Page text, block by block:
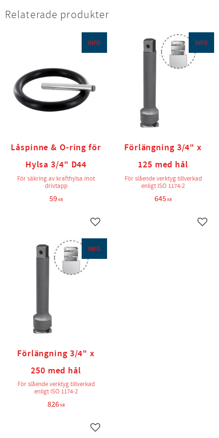
Relaterade produkter
Låspinne & O-ring för
Hylsa 3/4" D44
För säkring av krafthylsa mot
drivtapp
59KR
Lägg till i favoriter
INFO
Förlängning 3/4" x
125 med hål
För slående verktyg tillverkad
enligt ISO 1174-2
645KR
INFO
Förlängning 3/4" x
250 med hål
För slående verktyg tillverkad
enligt ISO 1174-2
826KR
Lägg till i favoriter
INFO